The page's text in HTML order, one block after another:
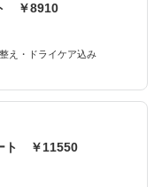
￥8910
え・ドライケア込み
ト ￥11550